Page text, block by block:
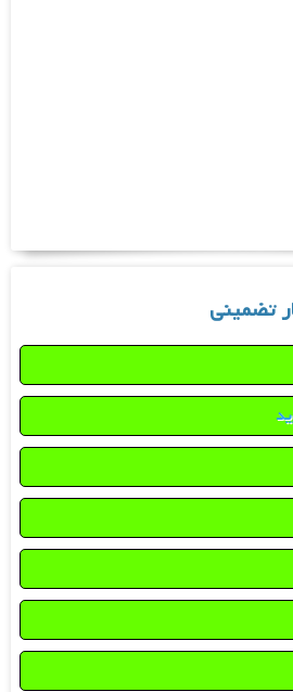
تضمینی